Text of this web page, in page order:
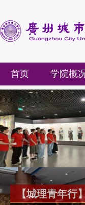
首页 学院概
【城理青年行